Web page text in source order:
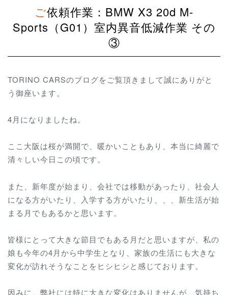
ご依頼作業：BMW X3 20d M-
Sports（G01）室内異音低減作業 その
③
TORINO CARSのブログをご覧頂きまして誠にありがと
う御座います。
4月になりましたね。
ここ大阪は桜が満開で、暖かいこともあり、本当に綺麗で
清々しい今日この頃です。
また、新年度が始まり、会社では移動があったり、社会人
になる方がいたり、入学する方がいたり、、、新生活が始
まる月でもあるかと思います。
皆様にとって大きな節目でもある月だと思いますが、私の
娘も今年の4月から中学生となり、家族の生活にも大きな
変化が訪れそうなことをヒシヒシと感じております。
因みに、弊社には特に大きな変化はありませんが、気持ち